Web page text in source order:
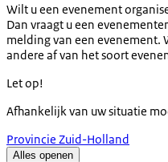
Wilt u een evenement
Dan vraagt u een
melding van een evenement.
andere af van het soort
Let op!
Afhankelijk van uw situatie
Provincie Zuid-Holland
Alles openen